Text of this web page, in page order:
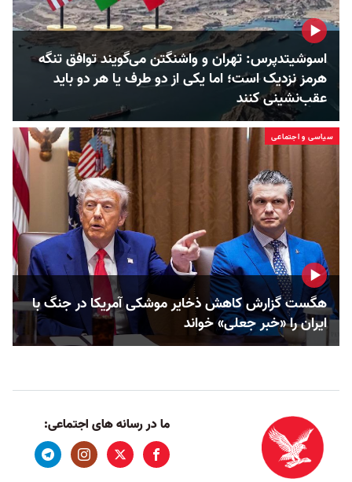
اسوشیتدپرس: تهران و واشنگتن می‌گویند توافق تنگه
هرمز نزدیک است؛ اما یکی از دو طرف یا هر دو باید
عقب‌نشینی کنند
سیاسی و اجتماعی
هگست گزارش کاهش ذخایر موشکی آمریکا در جنگ با
ایران را «خبر جعلی» خواند
ما در رسانه های اجتماعی: